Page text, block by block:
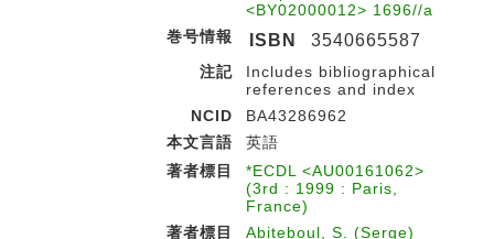
<BY02000012> 1696//a
巻号情報
ISBN 3540665587
注記
Includes bibliographical
references and index
NCID
BA43286962
本文言語
英語
著者標目
*ECDL <AU00161062>
(3rd : 1999 : Paris,
France)
著者標目
Abiteboul, S. (Serge)